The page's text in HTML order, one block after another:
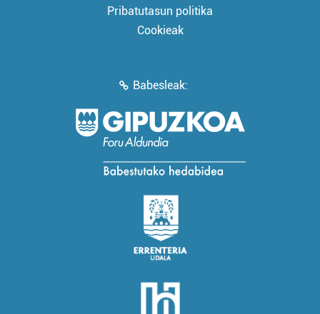
Pribatutasun politika
Cookieak
Babesleak: